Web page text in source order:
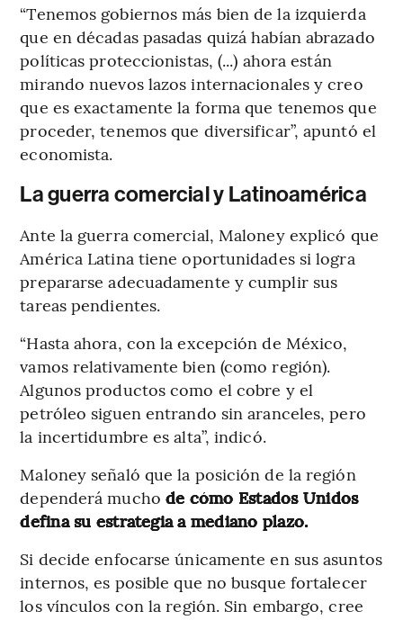
“Tenemos gobiernos más bien de la izquierda
que en décadas pasadas quizá habían abrazado
políticas proteccionistas, (...) ahora están
mirando nuevos lazos internacionales y creo
que es exactamente la forma que tenemos que
proceder, tenemos que diversificar”, apuntó el
economista.
La guerra comercial y Latinoamérica
Ante la guerra comercial, Maloney explicó que
América Latina tiene oportunidades si logra
prepararse adecuadamente y cumplir sus
tareas pendientes.
“Hasta ahora, con la excepción de México,
vamos relativamente bien (como región).
Algunos productos como el cobre y el
petróleo siguen entrando sin aranceles, pero
la incertidumbre es alta”, indicó.
Maloney señaló que la posición de la región
dependerá mucho de cómo Estados Unidos
defina su estrategia a mediano plazo.
Si decide enfocarse únicamente en sus asuntos
internos, es posible que no busque fortalecer
los vínculos con la región. Sin embargo, cree